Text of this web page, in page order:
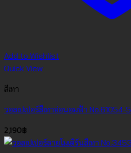
Add to Wishlist
Quick View
สีเทา
วอลเปเปอร์สีเทาอ่อนอมฟ้า No.61054-5
2,190฿